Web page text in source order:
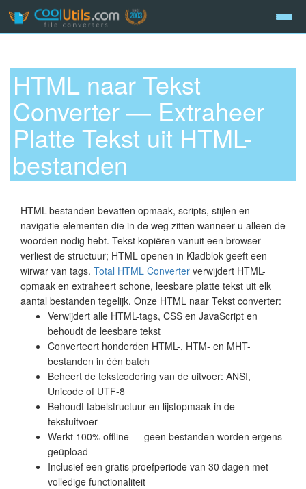
HTML naar Tekst
Converter — Extraheer
Platte Tekst uit HTML-
bestanden
HTML-bestanden bevatten opmaak, scripts, stijlen en
navigatie-elementen die in de weg zitten wanneer u alleen de
woorden nodig hebt. Tekst kopiëren vanuit een browser
verliest de structuur; HTML openen in Kladblok geeft een
wirwar van tags. Total HTML Converter verwijdert HTML-
opmaak en extraheert schone, leesbare platte tekst uit elk
aantal bestanden tegelijk. Onze HTML naar Tekst converter:
Verwijdert alle HTML-tags, CSS en JavaScript en
behoudt de leesbare tekst
Converteert honderden HTML-, HTM- en MHT-
bestanden in één batch
Beheert de tekstcodering van de uitvoer: ANSI,
Unicode of UTF-8
Behoudt tabelstructuur en lijstopmaak in de
tekstuitvoer
Werkt 100% offline — geen bestanden worden ergens
geüpload
Inclusief een gratis proefperiode van 30 dagen met
volledige functionaliteit